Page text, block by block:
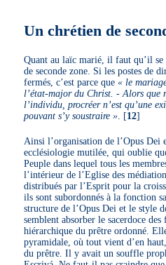
Un chrétien de
Quant au laïc marié, il faut qu’il se
de seconde zone. Si les postes de
fermés, c’est parce que« le
l’état-major du Christ. - Alors que
l’individu, procréer n’est qu’une
pouvant s’y soustraire » [12]
Ainsi l’organisation de l’Opus Dei
ecclésiologie mutilée, qui oublie
Peuple dans lequel tous les
l’intérieur de l’Eglise des
distribués par l’Esprit pour la
ils sont subordonnés à la fonction
structure de l’Opus Dei et le style
semblent absorber le sacerdoce
hiérarchique du prêtre ordonné.
pyramidale, où tout vient d’en
du prêtre. Il y avait un souffle